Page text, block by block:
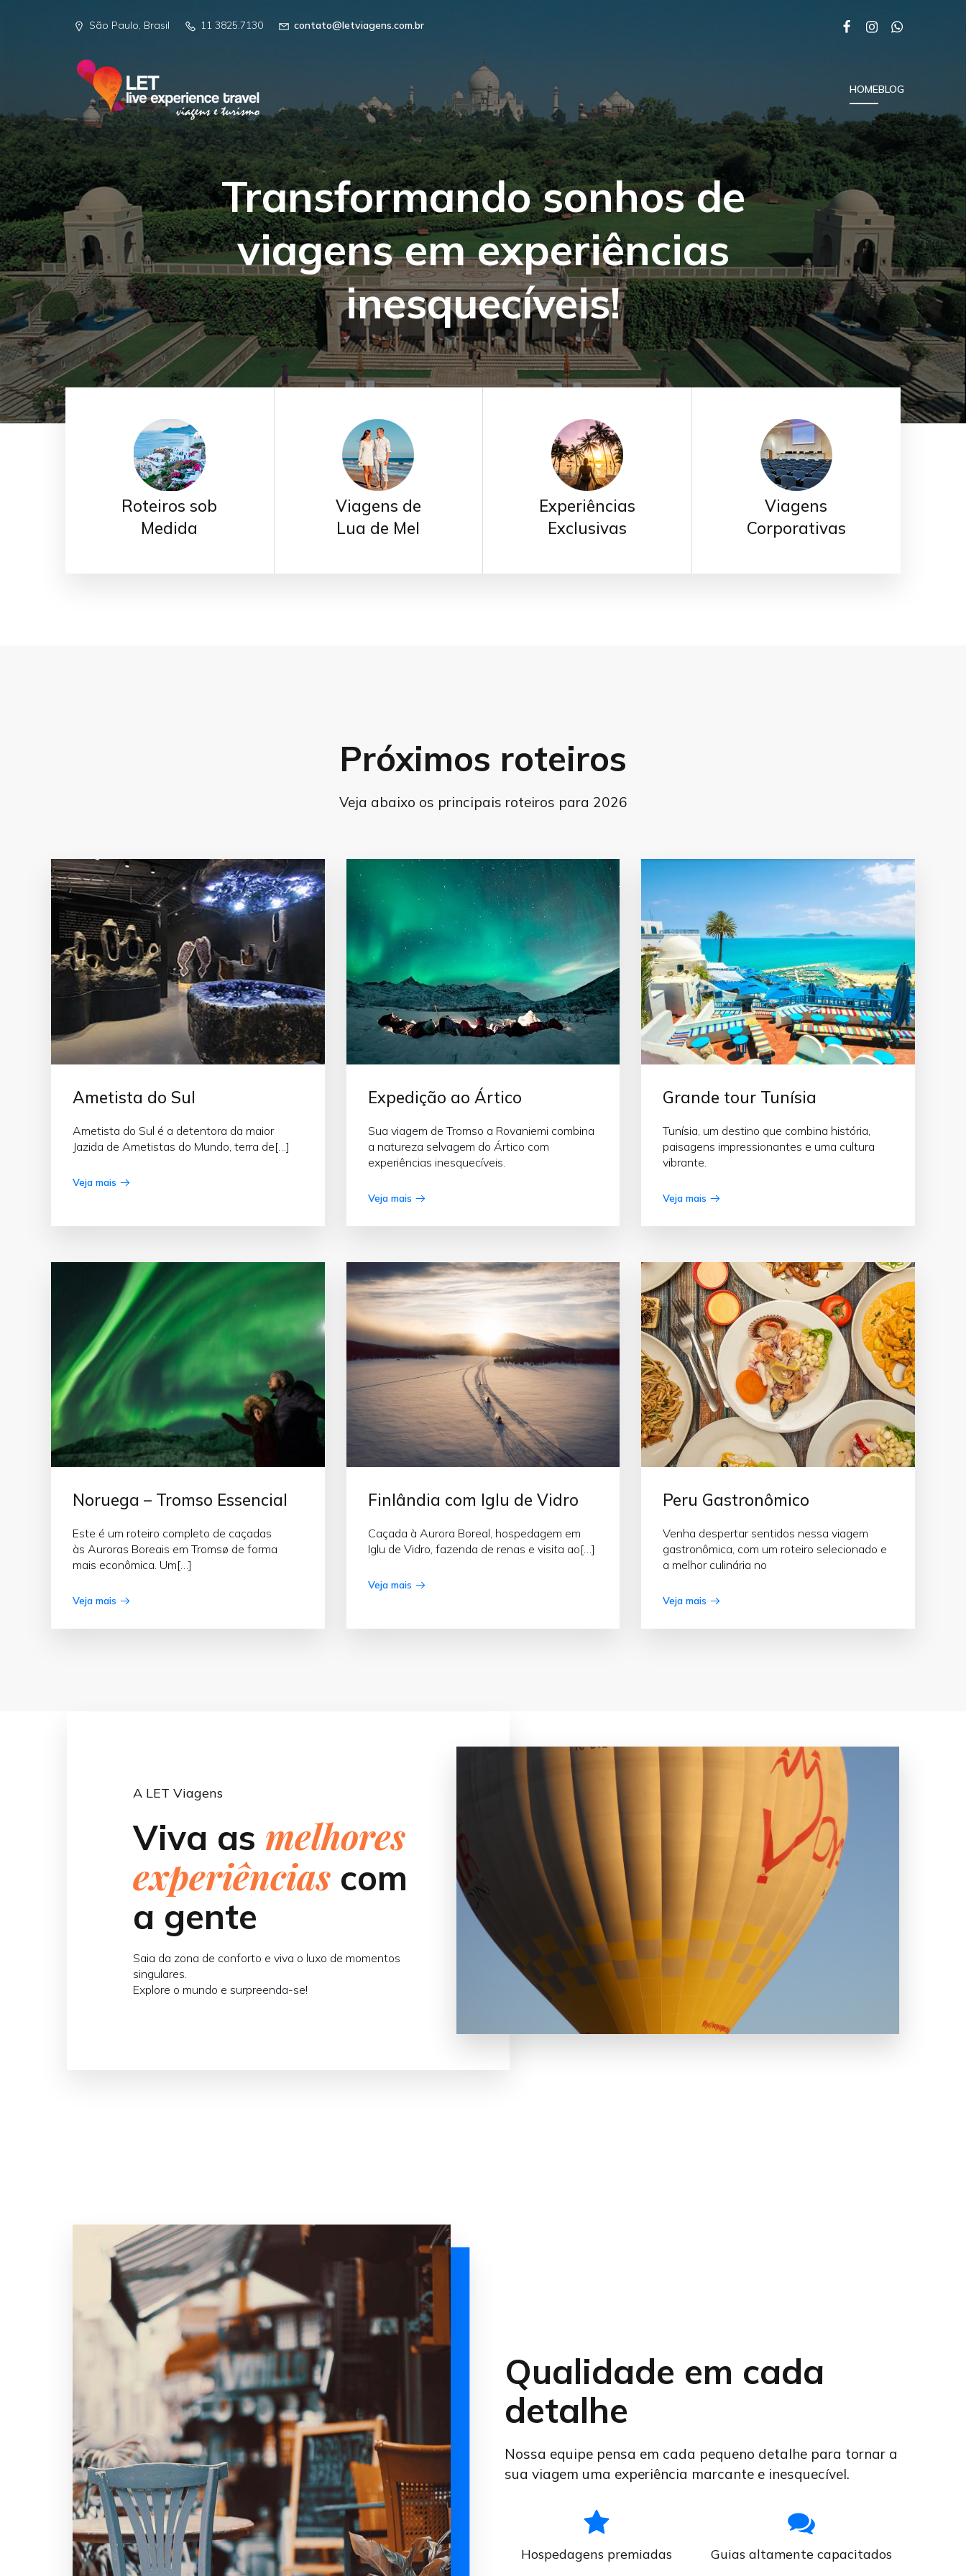
São Paulo, Brasil 11 3825.7130 contato@letviagens.com.br
HOMEBLOG
Transformando sonhos de
viagens em experiências
inesquecíveis!
Roteiros sob
Medida
Viagens de
Lua de Mel
Experiências
Exclusivas
Viagens
Corporativas
Próximos roteiros
Veja abaixo os principais roteiros para 2026
Ametista do Sul
Ametista do Sul é a detentora da maior
Jazida de Ametistas do Mundo, terra de[…]
Veja mais
Expedição ao Ártico
Sua viagem de Tromso a Rovaniemi combina
a natureza selvagem do Ártico com
experiências inesquecíveis.
Veja mais
Grande tour Tunísia
Tunísia, um destino que combina história,
paisagens impressionantes e uma cultura
vibrante.
Veja mais
Noruega – Tromso Essencial
Este é um roteiro completo de caçadas
às Auroras Boreais em Tromsø de forma
mais econômica. Um[…]
Veja mais
Finlândia com Iglu de Vidro
Caçada à Aurora Boreal, hospedagem em
Iglu de Vidro, fazenda de renas e visita ao[…]
Veja mais
Peru Gastronômico
Venha despertar sentidos nessa viagem
gastronômica, com um roteiro selecionado e
a melhor culinária no
Veja mais
A LET Viagens
Viva as melhores
experiências com
a gente
Saia da zona de conforto e viva o luxo de momentos
singulares.
Explore o mundo e surpreenda-se!
Qualidade em cada
detalhe
Nossa equipe pensa em cada pequeno detalhe para tornar a
sua viagem uma experiência marcante e inesquecível.
Hospedagens premiadas Guias altamente capacitados